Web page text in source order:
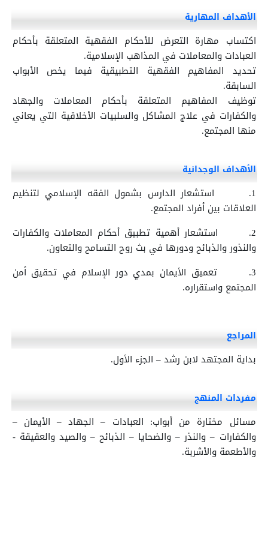
الأهداف المهارية
اكتساب مهارة التعرض للأحكام الفقهية المتعلقة بأحكام
العبادات والمعاملات في المذاهب الإسلامية.
تحديد المفاهيم الفقهية التطبيقية فيما يخص الأبواب
السابقة.
توظيف المفاهيم المتعلقة بأحكام المعاملات والجهاد
والكفارات في علاج المشاكل والسلبيات الأخلاقية التي يعاني
منها المجتمع.
الأهداف الوجدانية
1.
استشعار الدارس بشمول الفقه الإسلامي لتنظيم
العلاقات بين أفراد المجتمع.
2.
استشعار أهمية تطبيق أحكام المعاملات والكفارات
والنذور والذبائح ودورها في بث روح التسامح والتعاون.
3.
تعميق الأيمان بمدي دور الإسلام في تحقيق أمن
المجتمع واستقراره.
المراجع
بداية المجتهد لابن رشد – الجزء الأول.
مفردات المنهج
مسائل مختارة من أبواب: العبادات – الجهاد – الأيمان –
والكفارات – والنذر – والضحايا – الذبائح – والصيد والعقيقة -
والأطعمة والأشربة.